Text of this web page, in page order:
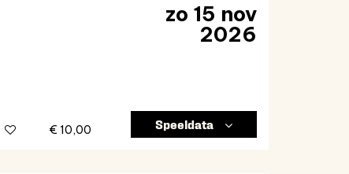
€ 10,00
zo 15 nov
2026
Speeldata